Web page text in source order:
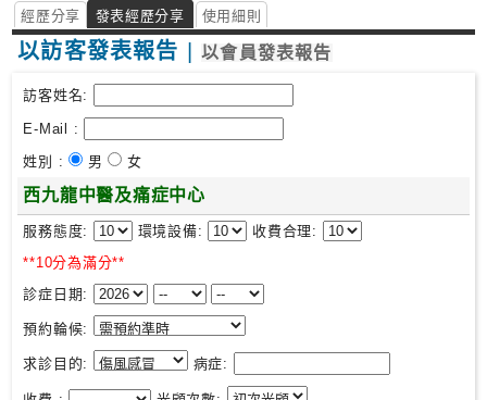
經歷分享 發表經歷分享 使用細則
以訪客發表報告 |以會員發表報告
訪客姓名:
E-Mail :
姓別 :
男 女
西九龍中醫及痛症中心
服務態度: 環境設備:
收費合理:
**10分為滿分**
診症日期:
預約輪候:
求診目的: 病症: